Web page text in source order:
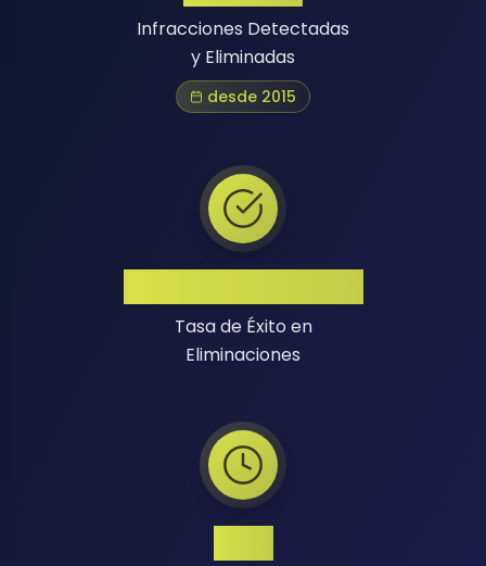
Infracciones Detectadas
y Eliminadas
desde 2015
Tasa de Éxito en
Eliminaciones